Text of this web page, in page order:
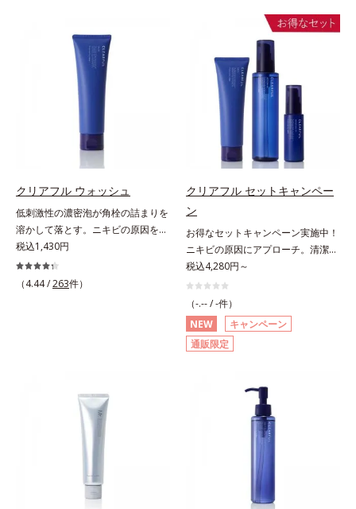
ている状態*2 年齢に応じたお手入
れのこと*3 デクスパンテノール
W*4 2022年5月 Mintel社データベ
ース及び先行技術調査による当社調
べ*5 オトギリソウエキス配合＝肌
にうるおいを与え、うるおいに満ち
たハリツヤ肌へ導く保湿成分
と）ができないというわけではあり
本原因「肌のバリア機能の低下」
と、肌悩み「毛穴の目立ち」の両方
にWでアプローチする、薬用ニキビ
対策スキンケアシリーズです。5種
の和漢植物由来成分とコラーゲンが
肌をいたわりながらうるおいを与
え、バリア機能を維持。ニキビがで
きにくい肌を目指します。さらにビ
タミンC誘導体をはじめとした5種
の整肌成分(*1)から成る「ナノVCシ
が浸透してから成分を放出する特殊
技術によって、高い浸透力(*2)と安
定性を実現。毛穴の目立ちをしっか
りケア(*3)して、ゆらぎやすいニキ
ビ肌を、みずみずしい清潔な垢抜け
脂質*2 角層内*3 うるおいによりキ
メを整えて毛穴を目立たなくする*4
洗浄による汚れの除去*5 すべての
テスト済（すべての人に皮膚刺激が
おきないというわけではありませ
に。くり返しニキビの根本原因「肌
のバリア機能の低下」と、肌悩み
「毛穴の目立ち」の両方にWでアプ
ローチする、薬用ニキビ対策スキン
ケアシリーズです。5種の和漢植物
由来成分とコラーゲンが肌をいたわ
りながらうるおいを与え、バリア機
能を維持。ニキビができにくい肌を
目指します。さらにビタミンC誘導
体をはじめとした5種の整肌成分
(*1)から成る「ナノVCショットカプ
から成分を放出する特殊技術によっ
て、高い浸透力(*2)と安定性を実
現。毛穴の目立ちをしっかりケア
(*3)して、ゆらぎやすいニキビ肌
を、みずみずしい清潔な垢抜け肌
(*4)へと導きます。たっぷりの保湿
成分で低刺激。敏感肌の方にもお使
いいただけます(*5)。*1 テトラ2-ヘ
キシルデカン酸アスコルビル、天然
酸、ユズセラミド、スフィンゴ糖脂
質*2 角層内*3 うるおいによりキメ
を整えて毛穴を目立たなくする*4
洗浄による汚れの除去*5 すべての
方に皮膚刺激がおきないというわけ
ではありません※敏感肌対象パッチ
テスト済（すべての人に皮膚刺激が
おきないというわけではありませ
クリアフル ウォッシュ
低刺激性の濃密泡が角栓の詰まりを
溶かして落とす。ニキビの原因を残
さないクリアな肌に洗い上げる洗顔
料。「ニキビをくり返してしまう」
「毛穴目立ちが気になる」「マスク
です。5種の和漢植物由来成分とコ
ラーゲンが肌をいたわりながらうる
おいを与え、バリア機能を維持。ニ
キビができにくい肌を目指します。
した5種の整肌成分(*1)から成る
「ナノVCショットカプセル」を配
税込1,430円
（4.44 /263件）
クリアフル セットキャンペー
ン
お得なセットキャンペーン実施中！
ニキビの原因にアプローチ。清潔な
垢抜け肌(*1)へ。「ニキビをくり返
してしまう」「毛穴目立ち(*2)が気
になる」「マスク生活であごや口ま
わりのニキビが気になる」というお
悩みに。くり返しニキビの根本原因
「肌のバリア機能の低下」と、肌悩
ンケアシリーズです。5種の和漢植
物由来成分とコラーゲンが肌をいた
わりながらうるおいを与え、バリア
機能を維持。ニキビができにくい肌
を目指します。さらにビタミンC誘
導体(*3)と5種の整肌成分(*4)から成
る「ナノVCショットカプセル(*5)」
税込4,280円～
（-.-- / -件）
NEW
キャンペーン
通販限定